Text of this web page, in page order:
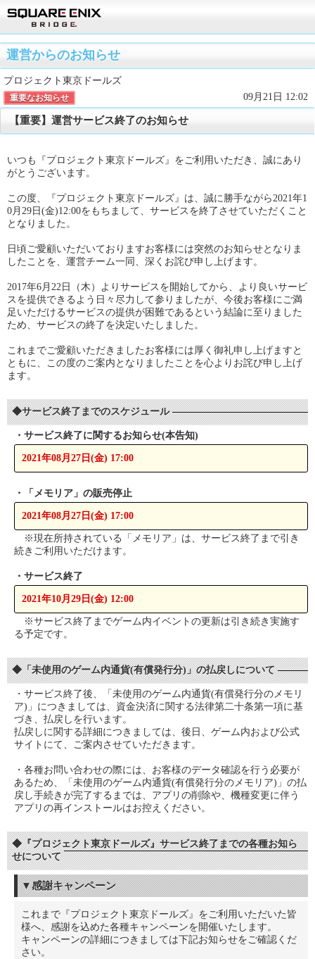
運営からのお知らせ
プロジェクト東京ドールズ
重要なお知らせ 09月21日 12:02
【重要】運営サービス終了のお知らせ
いつも『プロジェクト東京ドールズ』をご利用いただき、誠にあり
がとうございます。
この度、『プロジェクト東京ドールズ』は、誠に勝手ながら2021年1
0月29日(金)12:00をもちまして、サービスを終了させていただくこと
となりました。
日頃ご愛顧いただいておりますお客様には突然のお知らせとなりま
したことを、運営チーム一同、深くお詫び申し上げます。
2017年6月22日（木）よりサービスを開始してから、より良いサービ
スを提供できるよう日々尽力して参りましたが、今後お客様にご満
足いただけるサービスの提供が困難であるという結論に至りました
ため、サービスの終了を決定いたしました。
これまでご愛顧いただきましたお客様には厚く御礼申し上げますと
ともに、この度のご案内となりましたことを心よりお詫び申し上げ
ます。
◆サービス終了までのスケジュール
・サービス終了に関するお知らせ(本告知)
2021年08月27日(金) 17:00
・「メモリア」の販売停止
2021年08月27日(金) 17:00
※現在所持されている「メモリア」は、サービス終了まで引き
続きご利用いただけます。
・サービス終了
2021年10月29日(金) 12:00
※サービス終了までゲーム内イベントの更新は引き続き実施す
る予定です。
◆「未使用のゲーム内通貨(有償発行分)」の払戻しについて
・サービス終了後、「未使用のゲーム内通貨(有償発行分のメモリ
ア)」につきましては、資金決済に関する法律第二十条第一項に基
づき、払戻しを行います。
払戻しに関する詳細につきましては、後日、ゲーム内および公式
サイトにて、ご案内させていただきます。
・各種お問い合わせの際には、お客様のデータ確認を行う必要が
あるため、「未使用のゲーム内通貨(有償発行分のメモリア)」の払
戻し手続きが完了するまでは、アプリの削除や、機種変更に伴う
アプリの再インストールはお控えください。
◆『プロジェクト東京ドールズ』サービス終了までの各種お知ら
せについて
▼感謝キャンペーン
これまで『プロジェクト東京ドールズ』をご利用いただいた皆
様へ、感謝を込めた各種キャンペーンを開催いたします。
キャンペーンの詳細につきましては下記お知らせをご確認くだ
さい。